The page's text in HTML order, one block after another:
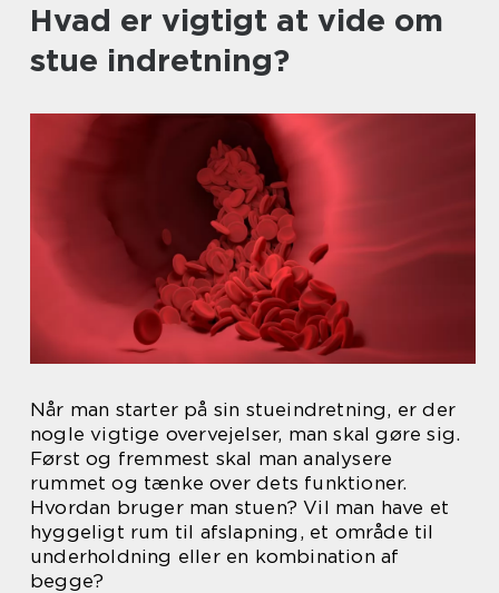
Hvad er vigtigt at vide om
stue indretning?
Når man starter på sin stueindretning, er der
nogle vigtige overvejelser, man skal gøre sig.
Først og fremmest skal man analysere
rummet og tænke over dets funktioner.
Hvordan bruger man stuen? Vil man have et
hyggeligt rum til afslapning, et område til
underholdning eller en kombination af
begge?